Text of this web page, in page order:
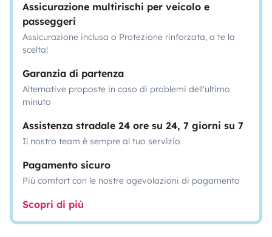
Assicurazione multirischi per veicolo e
passeggeri
Assicurazione inclusa o Protezione rinforzata, a te la
scelta!
Garanzia di partenza
Alternative proposte in caso di problemi dell'ultimo
minuto
Assistenza stradale 24 ore su 24, 7 giorni su 7
Il nostro team è sempre al tuo servizio
Pagamento sicuro
Più comfort con le nostre agevolazioni di pagamento
Scopri di più